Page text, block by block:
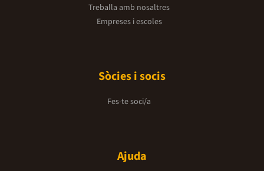
Treballa amb nosaltres
Empreses i escoles
Sòcies i socis
Fes-te soci/a
Ajuda